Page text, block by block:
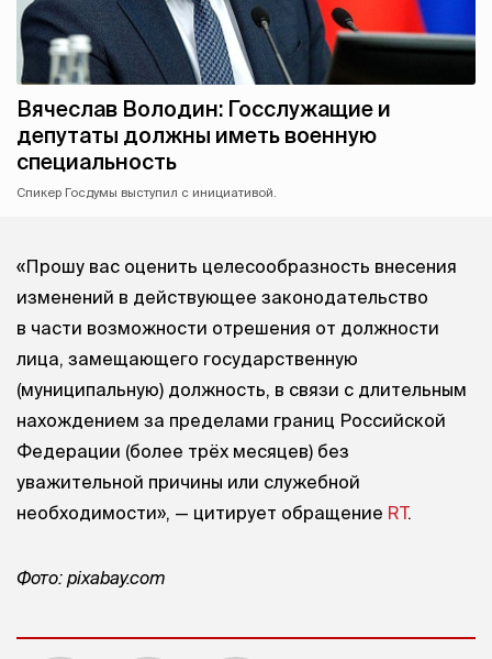
Вячеслав Володин: Госслужащие и
депутаты должны иметь военную
специальность
Спикер Госдумы выступил с инициативой.
«Прошу вас оценить целесообразность внесения
изменений в действующее законодательство
в части возможности отрешения от должности
лица, замещающего государственную
(муниципальную) должность, в связи с длительным
нахождением за пределами границ Российской
Федерации (более трёх месяцев) без
уважительной причины или служебной
необходимости», — цитирует обращение RT.
Фото: pixabay.com